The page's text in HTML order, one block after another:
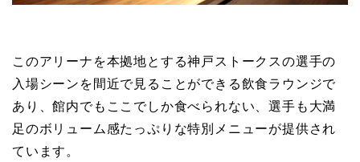
このアリーナを本拠地とする神戸ストークスの選手の
入場シーンを間近で見ることができる飲食ラウンジで
あり、館内でもここでしか食べられない、選手も大満
足のボリューム感たっぷりな特別メニューが提供され
ています。